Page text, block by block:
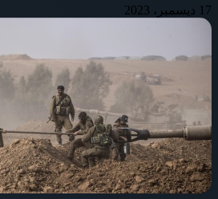
17 ديسمبر، 2023